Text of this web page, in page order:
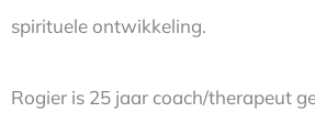
spirituele ontwikkeling.
Rogier is 25 jaar coach/therapeut